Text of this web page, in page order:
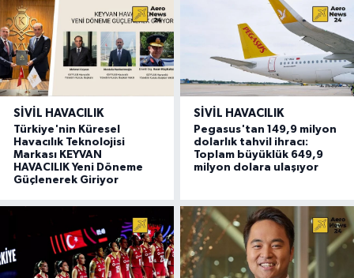
SIVIL HAVACILIK
Türkiye'nin Küresel
Havacılık Teknolojisi
Markası KEYVAN
HAVACILIK Yeni Döneme
Güçlenerek Giriyor
SIVIL HAVACILIK
Pegasus'tan 149,9 milyon
dolarlık tahvil ihracı:
Toplam büyüklük 649,9
milyon dolara ulaşıyor